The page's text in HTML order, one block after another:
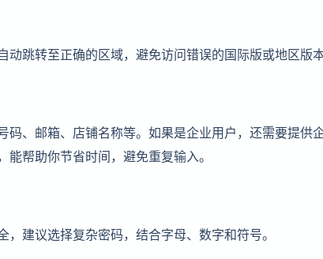
跳转至正确的区域，避免访问错误的国际版或地区版本
、邮箱、店铺名称等。如果是企业用户，还需要提供
帮助你节省时间，避免重复输入。
建议选择复杂密码，结合字母、数字和符号。